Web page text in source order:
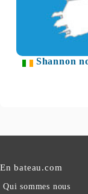
Shannon
En bateau.com
Qui sommes nous